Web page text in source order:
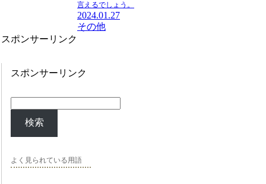
言えるでしょう。
2024.01.27
その他
スポンサーリンク
スポンサーリンク
検索
よく見られている用語